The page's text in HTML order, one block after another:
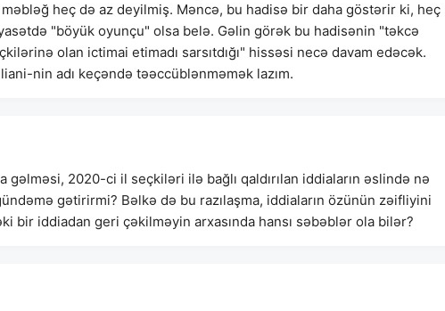
məbləğ heç də az deyilmiş. Məncə, bu hadisə bir daha göstərir ki, heç
"böyük oyunçu" olsa belə. Gəlin görək bu hadisənin "təkcə
olan ictimai etimadı sarsıtdığı" hissəsi necə davam edəcək.
nin adı keçəndə təəccüblənməmək lazım.
gəlməsi, 2020-ci il seçkiləri ilə bağlı qaldırılan iddiaların əslində nə
gətirirmi? Bəlkə də bu razılaşma, iddiaların özünün zəifliyini
bir iddiadan geri çəkilməyin arxasında hansı səbəblər ola bilər?